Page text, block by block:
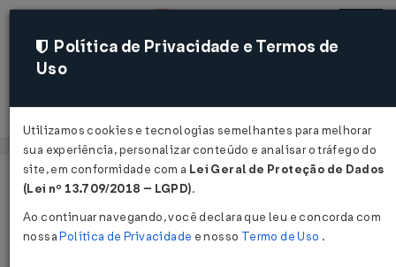
Acessar
Página Inicial Legislações
Política de Privacidade e Termos de
Uso
Utilizamos cookies e tecnologias semelhantes para melhorar
sua experiência, personalizar conteúdo e analisar o tráfego do
site, em conformidade com a Lei Geral de Proteção de Dados
(Lei nº 13.709/2018 – LGPD).
Ao continuar navegando, você declara que leu e concorda com
nossaPolítica de Privacidade e nosso Termo de Uso .